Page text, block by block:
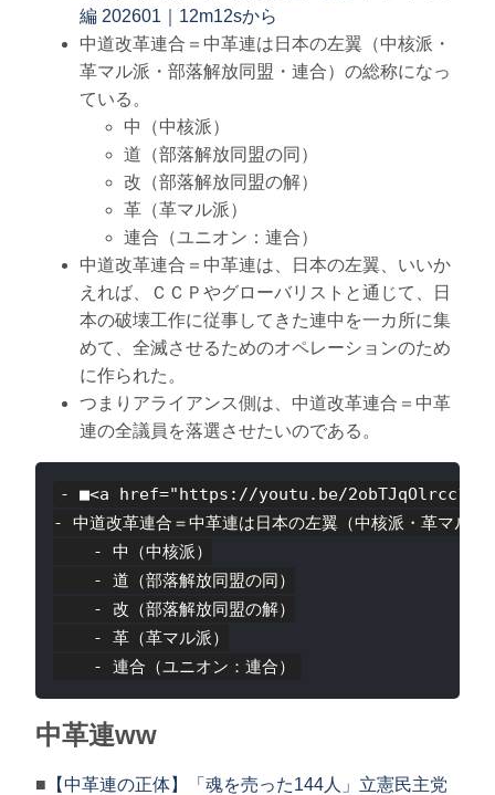
編 202601｜12m12sから
中道改革連合＝中革連は日本の左翼（中核派・
革マル派・部落解放同盟・連合）の総称になっ
ている。
中（中核派）
道（部落解放同盟の同）
改（部落解放同盟の解）
革（革マル派）
連合（ユニオン：連合）
中道改革連合＝中革連は、日本の左翼、いいか
えれば、ＣＣＰやグローバリストと通じて、日
本の破壊工作に従事してきた連中を一カ所に集
めて、全滅させるためのオペレーションのため
に作られた。
つまりアライアンス側は、中道改革連合＝中革
連の全議員を落選させたいのである。
- ■<a href="https://youtu.be/
- 中道改革連合＝中革連は日本の左翼（中核派・革マル
    - 中（中核派）
    - 道（部落解放同盟の同）
    - 改（部落解放同盟の解）
    - 革（革マル派）
中革連ww
■ 【中革連の正体】「魂を売った144人」立憲民主党